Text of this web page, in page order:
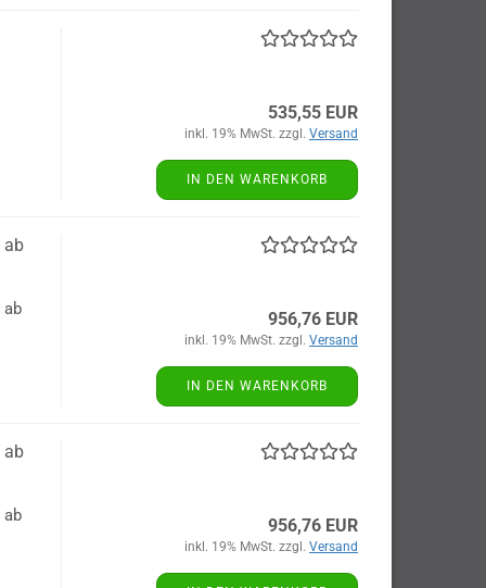
535,55 EUR
inkl. 19% MwSt. zzgl. Versand
IN DEN WARENKORB
ab
ab
956,76 EUR
inkl. 19% MwSt. zzgl. Versand
IN DEN WARENKORB
ab
ab
956,76 EUR
inkl. 19% MwSt. zzgl. Versand